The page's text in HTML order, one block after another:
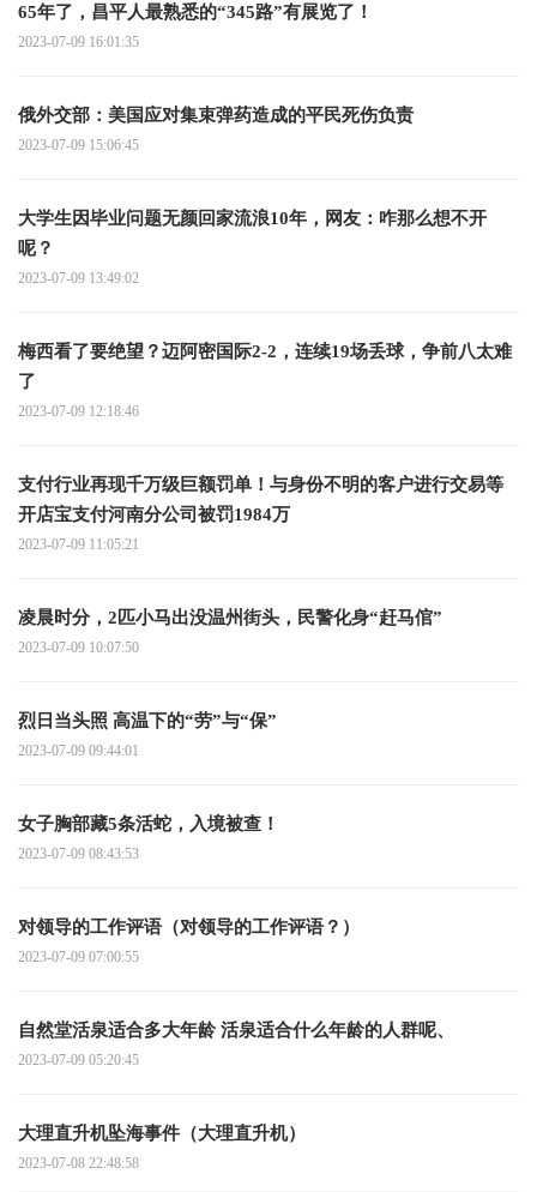
65年了，昌平人最熟悉的“345路”有展览了！
2023-07-09 16:01:35
俄外交部：美国应对集束弹药造成的平民死伤负责
2023-07-09 15:06:45
大学生因毕业问题无颜回家流浪10年，网友：咋那么想不开
呢？
2023-07-09 13:49:02
梅西看了要绝望？迈阿密国际2-2，连续19场丢球，争前八太难
了
2023-07-09 12:18:46
支付行业再现千万级巨额罚单！与身份不明的客户进行交易等
开店宝支付河南分公司被罚1984万
2023-07-09 11:05:21
凌晨时分，2匹小马出没温州街头，民警化身“赶马倌”
2023-07-09 10:07:50
烈日当头照 高温下的“劳”与“保”
2023-07-09 09:44:01
女子胸部藏5条活蛇，入境被查！
2023-07-09 08:43:53
对领导的工作评语（对领导的工作评语？）
2023-07-09 07:00:55
自然堂活泉适合多大年龄 活泉适合什么年龄的人群呢、
2023-07-09 05:20:45
大理直升机坠海事件（大理直升机）
2023-07-08 22:48:58